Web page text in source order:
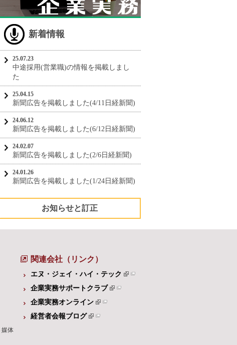
新着情報
25.07.23
中途採用(営業職)の情報を掲載しまし
た
25.04.15
新聞広告を掲載しました(4/11日経新聞)
24.06.12
新聞広告を掲載しました(6/12日経新聞)
24.02.07
新聞広告を掲載しました(2/6日経新聞)
24.01.26
新聞広告を掲載しました(1/24日経新聞)
お知らせと訂正
媒体
関連会社（リンク）
エヌ・ジェイ・ハイ・テック
企業実務サポートクラブ
企業実務オンライン
経営者会報ブログ